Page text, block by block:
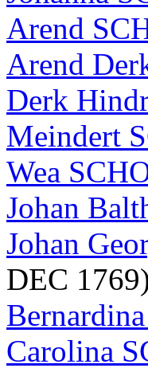
Arend
Arend
Derk
Meindert
Wea
Johan
Johan
DEC
Carolina